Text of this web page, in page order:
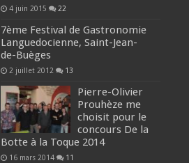
4 juin 2015 22
7ème Festival de Gastronomie
Languedocienne, Saint-Jean-
de-Buèges
2 juillet 2012 13
Pierre-Olivier
Prouhèze me
choisit pour le
concours De la
Botte à la Toque 2014
16 mars 2014 11